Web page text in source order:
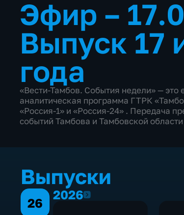
Эфир –
Выпуск 17
года
«Вести-Тамбов. События недели» —
аналитическая программа ГТРК
«Россия-1» и «Россия-24» . Передача
событий Тамбова и Тамбовской
Выпуски
26
20262026